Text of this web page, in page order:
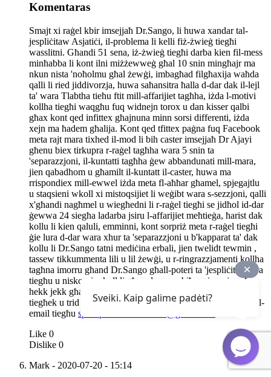
Komentaras
Smajt xi raġel kbir imsejjaħ Dr.Sango, li huwa xandar tal-
jespliċitaw Asjatiċi, il-problema li kelli fiż-żwieġ tiegħi
wasslitni. Għandi 51 sena, iż-żwieġ tiegħi darba kien fil-mess
minħabba li kont ilni miżżewweġ għal 10 snin mingħajr ma
nkun nista 'noħolmu għal żewġi, imbagħad filgħaxija waħda
qalli li ried jiddivorzja, huwa saħansitra ħalla d-dar dak il-lejl
ta' wara Tlabtha tieħu ftit mill-affarijiet tagħha, iżda l-motivi
kollha tiegħi waqgħu fuq widnejn torox u dan kisser qalbi
għax kont qed infittex għajnuna minn sorsi differenti, iżda
xejn ma ħadem għalija. Kont qed tfittex paġna fuq Facebook
meta rajt mara tixhed il-mod li bih caster imsejjaħ Dr Ajayi
għenu biex tirkupra r-raġel tagħha wara 5 snin ta
'separazzjoni, il-kuntatti tagħha ġew abbandunati mill-mara,
jien qabadhom u għamilt il-kuntatt il-caster, huwa ma
rrispondiex mill-ewwel iżda meta fl-aħħar għamel, spjegajtlu
u staqsieni wkoll xi mistoqsijiet li weġibt wara s-sezzjoni, qalli
x'għandi nagħmel u wiegħedni li r-raġel tiegħi se jidħol id-dar
ġewwa 24 siegħa ladarba jsiru l-affarijiet meħtieġa, ħarist dak
kollu li kien qaluli, emminni, kont sorpriż meta r-raġel tiegħi
ġie lura d-dar wara xhur ta 'separazzjoni u b'kapparat ta' dak
kollu li Dr.Sango tatni mediċina erbali, jien twelidt tewmin ,
tassew tikkummenta lili u lil żewġi, u r-ringrazzjamenti kollha
tagħna imorru għand Dr.Sango għall-poteri ta 'jespliċita' kbira
tiegħu u niskopri wkoll li għen daqqa sabiħa minn nies oħra,
hekk jekk għaddejjin minn żminijiet diffiċli fir-relazzjoni
tiegħek u trid ħajja sostenibbli t bis-soluzzjoni Dr.Sango fuq l-
email tiegħu spellspecialistcaster937@gmail.com
Like 0
Dislike 0
Mark - 2020-07-20 - 15:14
Sveiki. Kaip galime padėti?